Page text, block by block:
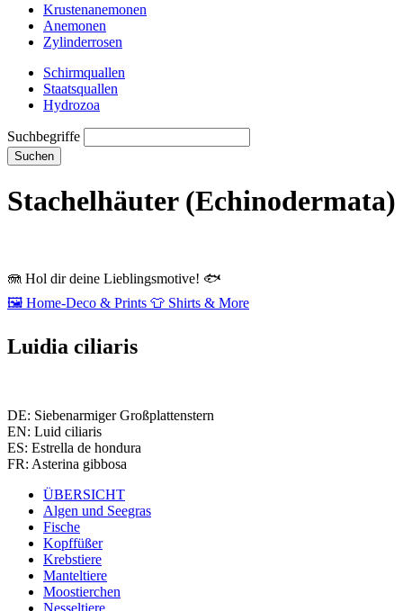
Krustenanemonen
Anemonen
Zylinderrosen
Schirmquallen
Staatsquallen
Hydrozoa
Suchbegriffe
Suchen
Stachelhäuter (Echinodermata)
🪼 Hol dir deine Lieblingsmotive! 🐟
🖼️ Home‑Deco & Prints 👕 Shirts & More
Luidia ciliaris
DE: Siebenarmiger Großplattenstern
EN: Luid ciliaris
ES: Estrella de hondura
FR: Asterina gibbosa
ÜBERSICHT
Algen und Seegras
Fische
Kopffüßer
Krebstiere
Manteltiere
Moostierchen
Nesseltiere